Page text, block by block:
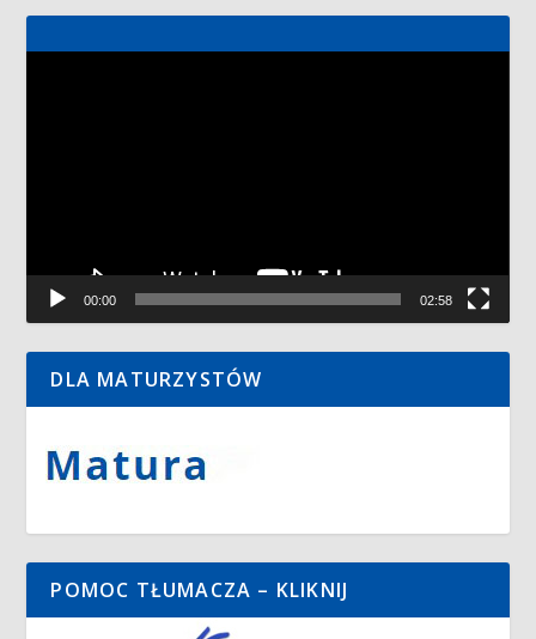
00:00 02:58
DLA MATURZYSTÓW
POMOC TŁUMACZA – KLIKNIJ